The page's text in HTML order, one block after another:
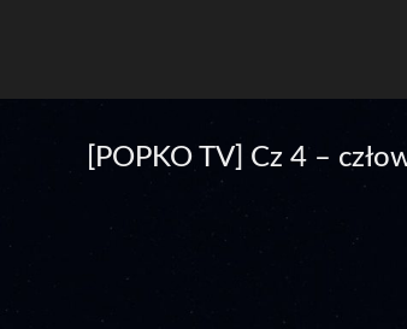
[POPKO TV] Cz 4 –